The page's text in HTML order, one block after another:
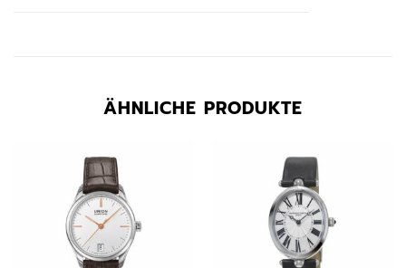
ÄHNLICHE PRODUKTE